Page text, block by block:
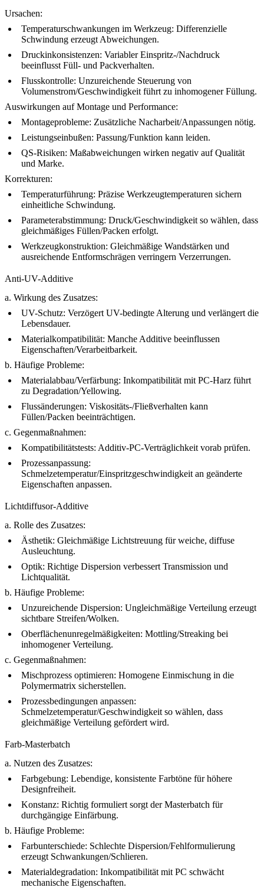
Ursachen:
Temperaturschwankungen im Werkzeug: Differenzielle
Schwindung erzeugt Abweichungen.
Druckinkonsistenzen: Variabler Einspritz-/Nachdruck
beeinflusst Füll- und Packverhalten.
Flusskontrolle: Unzureichende Steuerung von
Volumenstrom/Geschwindigkeit führt zu inhomogener Füllung.
Auswirkungen auf Montage und Performance:
Montageprobleme: Zusätzliche Nacharbeit/Anpassungen nötig.
Leistungseinbußen: Passung/Funktion kann leiden.
QS-Risiken: Maßabweichungen wirken negativ auf Qualität
und Marke.
Korrekturen:
Temperaturführung: Präzise Werkzeugtemperaturen sichern
einheitliche Schwindung.
Parameterabstimmung: Druck/Geschwindigkeit so wählen, dass
gleichmäßiges Füllen/Packen erfolgt.
Werkzeugkonstruktion: Gleichmäßige Wandstärken und
ausreichende Entformschrägen verringern Verzerrungen.
Anti-UV-Additive
a. Wirkung des Zusatzes:
UV-Schutz: Verzögert UV-bedingte Alterung und verlängert die
Lebensdauer.
Materialkompatibilität: Manche Additive beeinflussen
Eigenschaften/Verarbeitbarkeit.
b. Häufige Probleme:
Materialabbau/Verfärbung: Inkompatibilität mit PC-Harz führt
zu Degradation/Yellowing.
Flussänderungen: Viskositäts-/Fließverhalten kann
Füllen/Packen beeinträchtigen.
c. Gegenmaßnahmen:
Kompatibilitätstests: Additiv-PC-Verträglichkeit vorab prüfen.
Prozessanpassung:
Schmelzetemperatur/Einspritzgeschwindigkeit an geänderte
Eigenschaften anpassen.
Lichtdiffusor-Additive
a. Rolle des Zusatzes:
Ästhetik: Gleichmäßige Lichtstreuung für weiche, diffuse
Ausleuchtung.
Optik: Richtige Dispersion verbessert Transmission und
Lichtqualität.
b. Häufige Probleme:
Unzureichende Dispersion: Ungleichmäßige Verteilung erzeugt
sichtbare Streifen/Wolken.
Oberflächenunregelmäßigkeiten: Mottling/Streaking bei
inhomogener Verteilung.
c. Gegenmaßnahmen:
Mischprozess optimieren: Homogene Einmischung in die
Polymermatrix sicherstellen.
Prozessbedingungen anpassen:
Schmelzetemperatur/Geschwindigkeit so wählen, dass
gleichmäßige Verteilung gefördert wird.
Farb-Masterbatch
a. Nutzen des Zusatzes:
Farbgebung: Lebendige, konsistente Farbtöne für höhere
Designfreiheit.
Konstanz: Richtig formuliert sorgt der Masterbatch für
durchgängige Einfärbung.
b. Häufige Probleme:
Farbunterschiede: Schlechte Dispersion/Fehlformulierung
erzeugt Schwankungen/Schlieren.
Materialdegradation: Inkompatibilität mit PC schwächt
mechanische Eigenschaften.